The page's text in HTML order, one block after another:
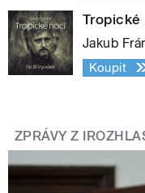
Tropické
Jakub
Koupit
ZPRÁVY Z